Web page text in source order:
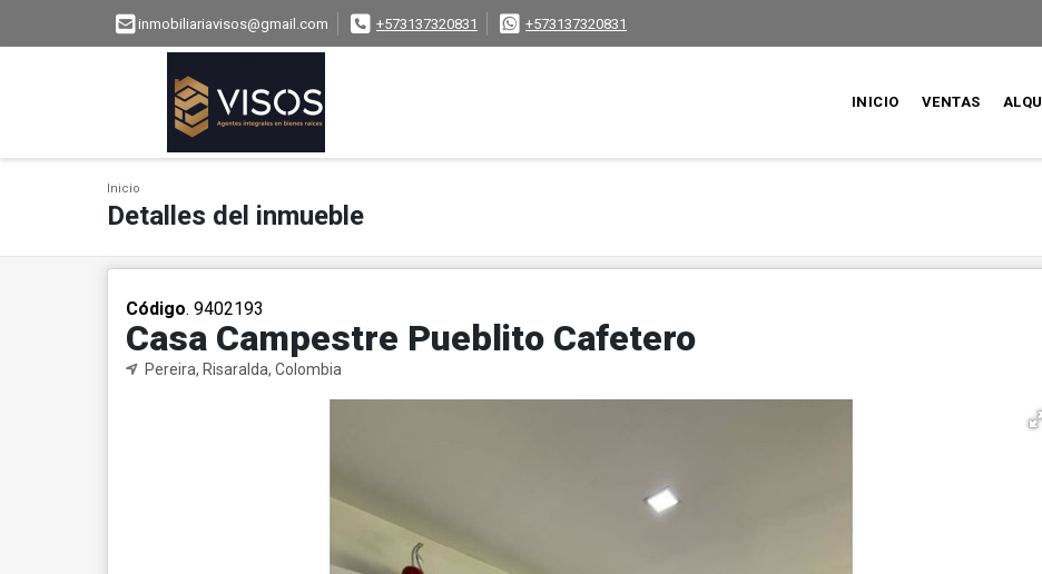
inmobiliariavisos@gmail.com +573137320831 +573137320831
INICIO VENTAS
Inicio
Detalles del inmueble
Código. 9402193
Casa Campestre Pueblito Cafetero
Pereira, Risaralda, Colombia